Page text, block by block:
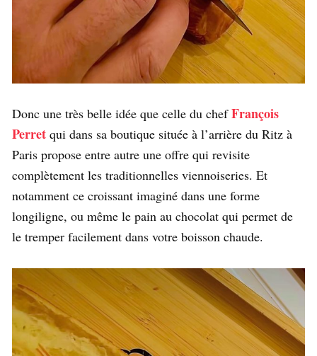
Donc une très belle idée que celle du chefFrançois
Perret qui dans sa boutique située à l’arrière du Ritz à
Paris propose entre autre une offre qui revisite
complètement les traditionnelles viennoiseries. Et
notamment ce croissant imaginé dans une forme
longiligne, ou même le pain au chocolat qui permet de
le tremper facilement dans votre boisson chaude.